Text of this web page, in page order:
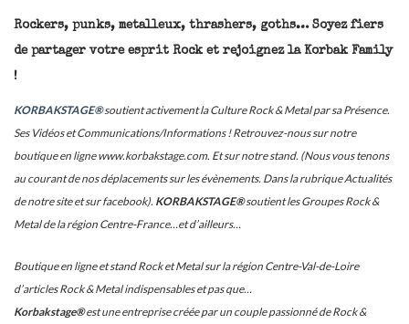
Rockers, punks, metalleux, thrashers, goths… Soyez fiers
de partager votre esprit Rock et rejoignez la Korbak Family
!
KORBAKSTAGE®soutient activement la Culture Rock & Metal par sa Présence.
Ses Vidéos et Communications/Informations ! Retrouvez-nous sur notre
boutique en ligne www.korbakstage.com. Et sur notre stand. (Nous vous tenons
au courant de nos déplacements sur les évènements. Dans la rubrique Actualités
de notre site et sur facebook). KORBAKSTAGE®soutient les Groupes Rock &
Metal de la région Centre-France…et d’ailleurs…
Boutique en ligne et stand Rock et Metal sur la région Centre-Val-de-Loire
d’articles Rock & Metal indispensables et pas que…
Korbakstage®est une entreprise créée par un couple passionné de Rock &